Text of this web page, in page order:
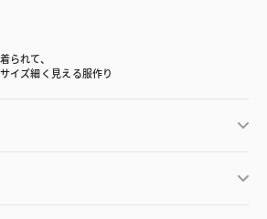
られて、
イズ細く見える服作り